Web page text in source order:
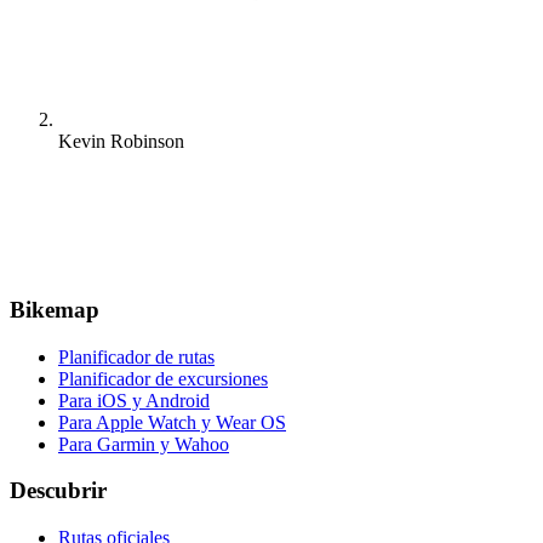
Kevin Robinson
Bikemap
Planificador de rutas
Planificador de excursiones
Para iOS y Android
Para Apple Watch y Wear OS
Para Garmin y Wahoo
Descubrir
Rutas oficiales